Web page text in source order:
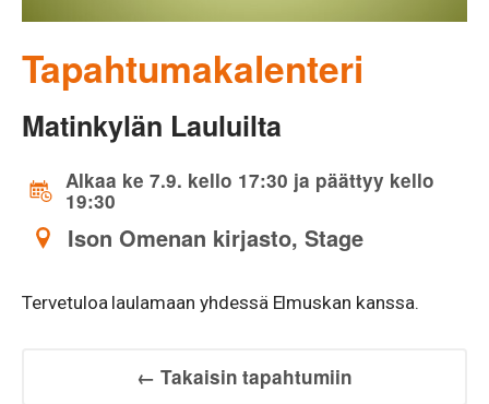
Tapahtumakalenteri
Matinkylän Lauluilta
Alkaa ke 7.9. kello 17:30 ja päättyy kello
19:30
Ison Omenan kirjasto, Stage
Tervetuloa laulamaan yhdessä Elmuskan kanssa.
← Takaisin tapahtumiin